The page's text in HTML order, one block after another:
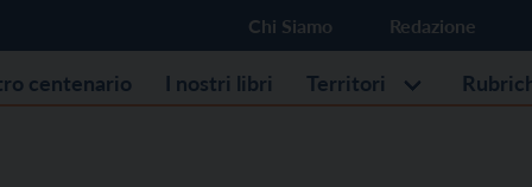
Chi Siamo Redazione
centenario I nostri libri Territori